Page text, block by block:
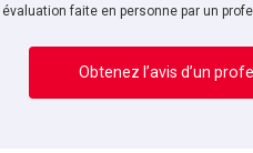
évaluation faite en personne par un
Obtenez l’avis d’un